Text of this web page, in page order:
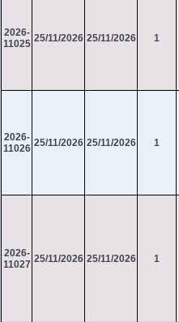
2026-
11025 25/11/2026 25/11/2026 1
2026-
11026 25/11/2026 25/11/2026 1
2026-
11027 25/11/2026 25/11/2026 1